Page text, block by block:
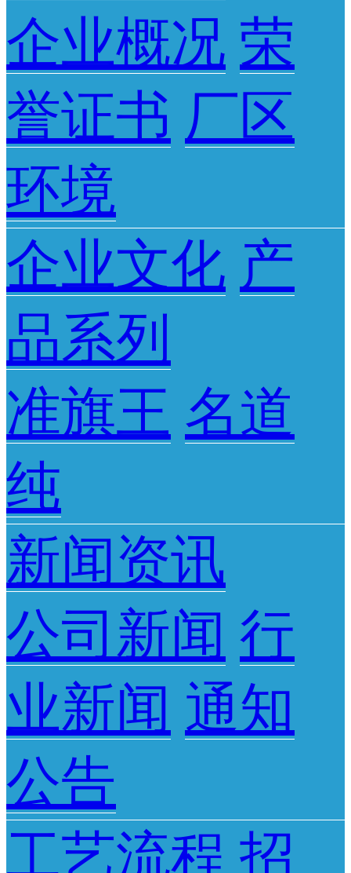
企业概况 荣
誉证书 厂区
环境
企业文化 产
品系列
准旗王 名道
纯
新闻资讯
公司新闻 行
业新闻 通知
公告
工艺流程 招